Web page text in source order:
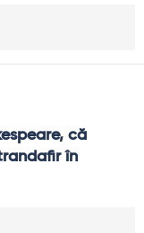
că
în